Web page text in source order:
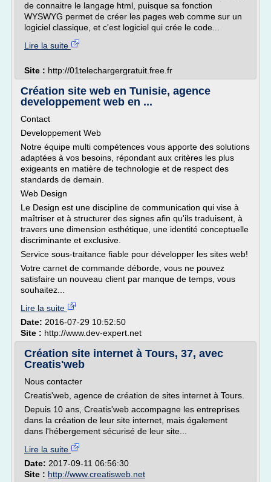
de connaitre le langage html, puisque sa fonction
WYSWYG permet de créer les pages web comme sur un
logiciel classique, et c'est logiciel qui crée le code...
Lire la suite
Site : http://01telechargergratuit.free.fr
Création site web en Tunisie, agence
developpement web en ...
Contact
Developpement Web
Notre équipe multi compétences vous apporte des solutions
adaptées à vos besoins, répondant aux critères les plus
exigeants en matière de technologie et de respect des
standards de demain.
Web Design
Le Design est une discipline de communication qui vise à
maîtriser et à structurer des signes afin qu'ils traduisent, à
travers une dimension esthétique, une identité conceptuelle
discriminante et exclusive.
Service sous-traitance fiable pour développer les sites web!
Votre carnet de commande déborde, vous ne pouvez
satisfaire un nouveau client par manque de temps, vous
souhaitez...
Lire la suite
Date: 2016-07-29 10:52:50
Site : http://www.dev-expert.net
Création site internet à Tours, 37, avec
Creatis'web
Nous contacter
Creatis'web, agence de création de sites internet à Tours.
Depuis 10 ans, Creatis'web accompagne les entreprises
dans la création de leur site internet, mais également
dans l'hébergement sécurisé de leur site...
Lire la suite
Date: 2017-09-11 06:56:30
Site : http://www.creatisweb.net